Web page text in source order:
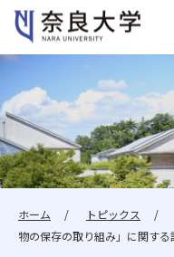
大学紹介
学部・大学院
ホーム トピックス
物の保存の取り組み」に関す